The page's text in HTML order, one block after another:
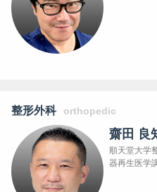
整形外科 orthopedic
齋田 良
順天堂大学
器再生医学